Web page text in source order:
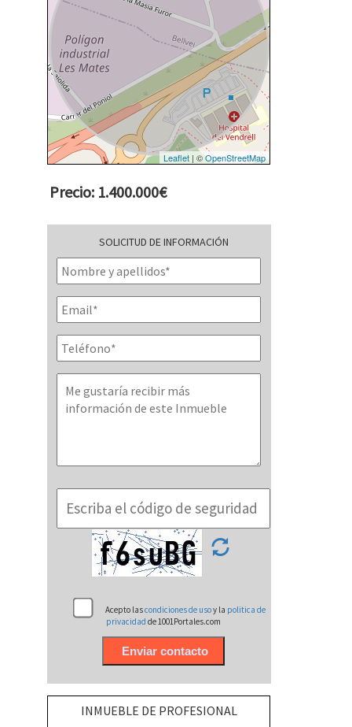
Leaflet | ©OpenStreetMap
Precio: 1.400.000€
SOLICITUD DE INFORMACIÓN
Acepto lascondiciones de usoy la politica de
privacidadde 1001Portales.com
INMUEBLE DE PROFESIONAL